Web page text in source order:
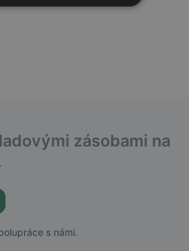
zásobami na
s námi.